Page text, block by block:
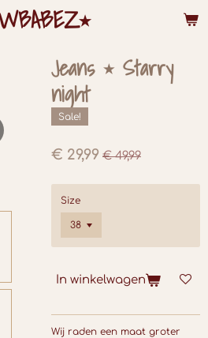
Jeans ⭑ Starry
night
Sale!
€ 29,99 € 49,99
Size
In winkelwagen
Wij raden een maat groter